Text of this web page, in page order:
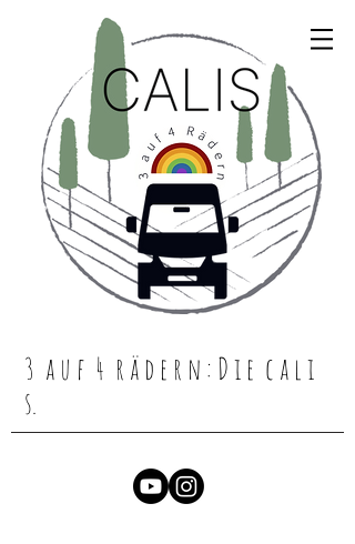
3 a u f 4 r ä d e r n : D i e c a l i
s.